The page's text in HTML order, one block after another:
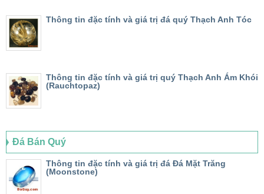
Thông tin đặc tính và giá trị đá quý Thạch Anh Tóc
Thông tin đặc tính và giá trị quý Thạch Anh Ám Khói
(Rauchtopaz)
Đá Bán Quý
Thông tin đặc tính và giá trị đá Đá Mặt Trăng
(Moonstone)